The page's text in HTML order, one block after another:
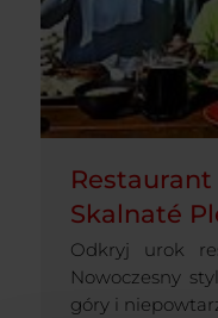
Restaurant
Skalnaté
Odkryj urok
Nowoczesny
góry i